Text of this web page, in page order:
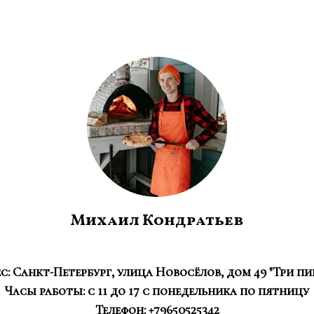
Михаил Кондратьев
Санкт-Петербург, улица Новосёлов, дом 49 "Три
Часы работы: с 11 до 17 с понедельника по пятницу
Телефон:+79650525342